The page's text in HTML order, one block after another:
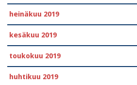
heinäkuu 2019
kesäkuu 2019
toukokuu 2019
huhtikuu 2019